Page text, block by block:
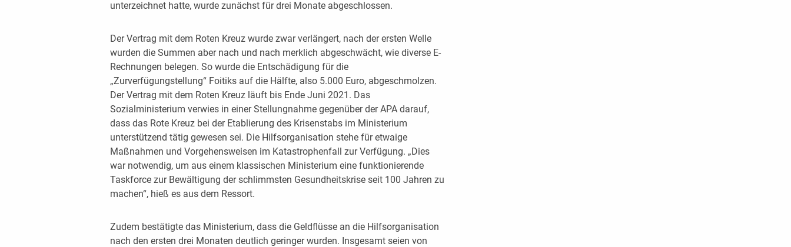
unterzeichnet hatte, wurde zunächst für drei Monate abgeschlossen.
Der Vertrag mit dem Roten Kreuz wurde zwar verlängert, nach der ersten Welle
wurden die Summen aber nach und nach merklich abgeschwächt, wie diverse E-
Rechnungen belegen. So wurde die Entschädigung für die
„Zurverfügungstellung“ Foitiks auf die Hälfte, also 5.000 Euro, abgeschmolzen.
Der Vertrag mit dem Roten Kreuz läuft bis Ende Juni 2021. Das
Sozialministerium verwies in einer Stellungnahme gegenüber der APA darauf,
dass das Rote Kreuz bei der Etablierung des Krisenstabs im Ministerium
unterstützend tätig gewesen sei. Die Hilfsorganisation stehe für etwaige
Maßnahmen und Vorgehensweisen im Katastrophenfall zur Verfügung. „Dies
war notwendig, um aus einem klassischen Ministerium eine funktionierende
Taskforce zur Bewältigung der schlimmsten Gesundheitskrise seit 100 Jahren zu
machen“, hieß es aus dem Ressort.
Zudem bestätigte das Ministerium, dass die Geldflüsse an die Hilfsorganisation
nach den ersten drei Monaten deutlich geringer wurden. Insgesamt seien von